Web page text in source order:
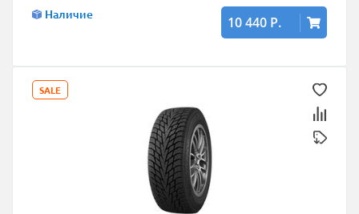
Наличие 10 440 Р.
SALE